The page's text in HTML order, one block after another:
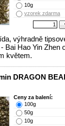
10g
vzorek zdarma
výhradně
Bai Hao Yin Zhen
květem.
DRAGON
Ceny za balení:
100g
50g
10g